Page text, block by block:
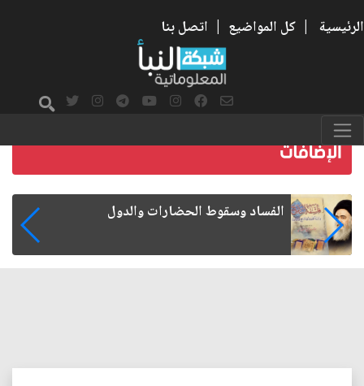
الرئيسية | كل المواضيع | اتصل بنا
رواتب الموظفين على صفيح ساخن